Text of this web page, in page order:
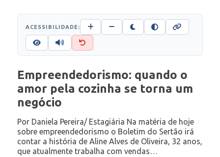
ACESSIBILIDADE:
Empreendedorismo: quando o
amor pela cozinha se torna um
negócio
Por Daniela Pereira/ Estagiária Na matéria de hoje
sobre empreendedorismo o Boletim do Sertão irá
contar a história de Aline Alves de Oliveira, 32 anos,
que atualmente trabalha com vendas…